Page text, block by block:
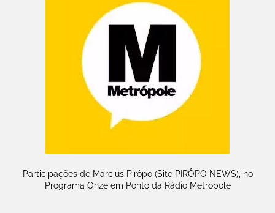
Participações de Marcius Pirôpo (Site PIRÔPO NEWS), no
Programa Onze em Ponto da Rádio Metrópole